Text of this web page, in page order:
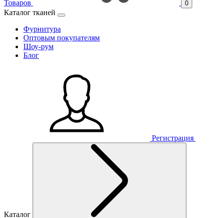
Товаров 0
Каталог тканей
Фурнитура
Оптовым покупателям
Шоу-рум
Блог
Регистрация
Каталог